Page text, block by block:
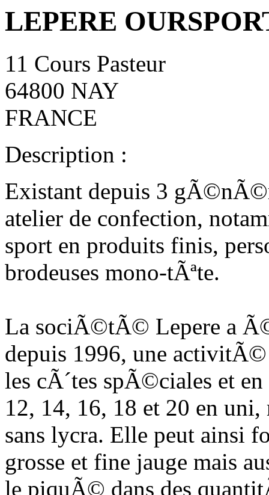
LEPERE
11 Cours Pasteur
64800 NAY
FRANCE
Description :
Existant depuis 3
atelier de confection,
sport en produits finis,
brodeuses mono-tÃªte.
La sociÃ©tÃ© Lepere a
depuis 1996, une
les cÃ´tes spÃ©ciales et
12, 14, 16, 18 et 20 en
sans lycra. Elle peut ainsi
grosse et fine jauge mais
le piquÃ© dans des